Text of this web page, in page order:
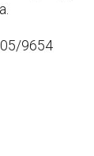
9654